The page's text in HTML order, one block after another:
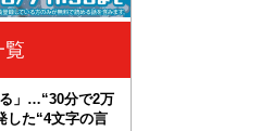
覧
」…“30分で2万
した“4文字の言